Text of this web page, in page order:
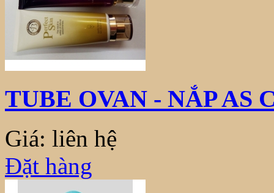
TUBE OVAN - NẮP AS
Giá: liên hệ
Đặt hàng